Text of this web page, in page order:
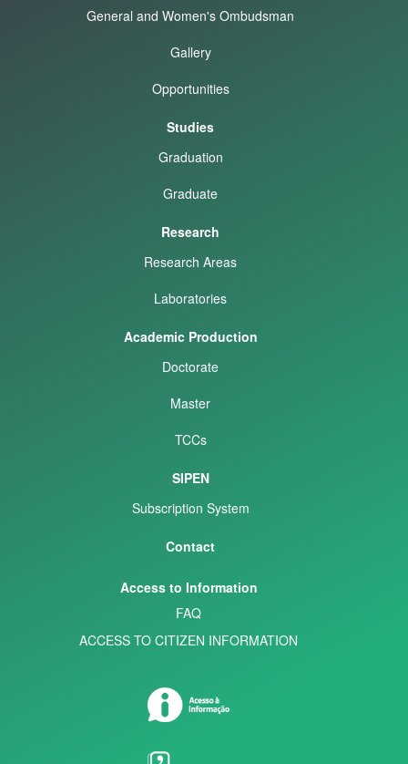
General and Women's Ombudsman
Gallery
Opportunities
Studies
Graduation
Graduate
Research
Research Areas
Laboratories
Academic Production
Doctorate
Master
TCCs
SIPEN
Subscription System
Contact
Access to Information
FAQ
ACCESS TO CITIZEN INFORMATION